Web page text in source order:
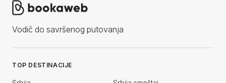
Vodič do savršenog putovanja
TOP DESTINACIJE